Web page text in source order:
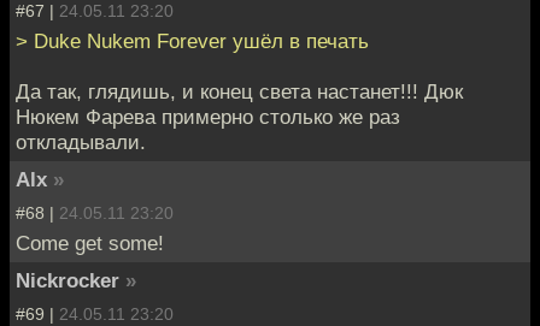
#67 | 24.05.11 23:20
> Duke Nukem Forever ушёл в печать
Да так, глядишь, и конец света настанет!!! Дюк
Нюкем Фарева примерно столько же раз
откладывали.
Alx »
#68 | 24.05.11 23:20
Come get some!
Nickrocker »
#69 | 24.05.11 23:20